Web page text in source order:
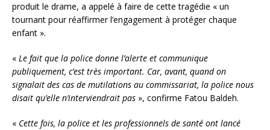
produit le drame, a appelé à faire de cette tragédie « un
tournant pour réaffirmer l’engagement à protéger chaque
enfant ».
« Le fait que la police donne l’alerte et communique
publiquement, c’est très important. Car, avant, quand on
signalait des cas de mutilations au commissariat, la police nous
disait qu’elle n’interviendrait pas », confirme Fatou Baldeh.
« Cette fois, la police et les professionnels de santé ont lancé